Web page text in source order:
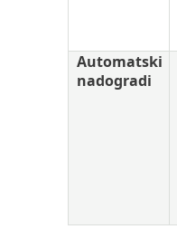
Automatski
nadogradi